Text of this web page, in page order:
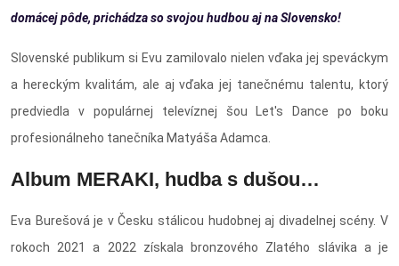
domácej pôde, prichádza so svojou hudbou aj na Slovensko!
Slovenské publikum si Evu zamilovalo nielen vďaka jej speváckym
a hereckým kvalitám, ale aj vďaka jej tanečnému talentu, ktorý
predviedla v populárnej televíznej šou Let's Dance po boku
profesionálneho tanečníka Matyáša Adamca.
Album MERAKI, hudba s dušou…
Eva Burešová je v Česku stálicou hudobnej aj divadelnej scény. V
rokoch 2021 a 2022 získala bronzového Zlatého slávika a je